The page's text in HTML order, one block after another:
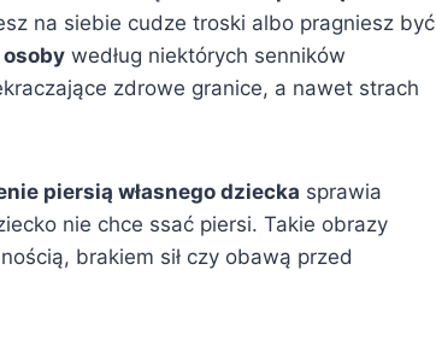
na siebie cudze troski albo pragniesz być
osoby według niektórych senników
zdrowe granice, a nawet strach
piersią własnego dziecka sprawia
nie chce ssać piersi. Takie obrazy
brakiem sił czy obawą przed